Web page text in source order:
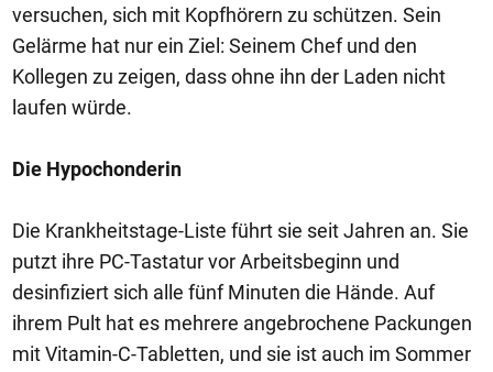
versuchen, sich mit Kopfhörern zu schützen. Sein
Gelärme hat nur ein Ziel: Seinem Chef und den
Kollegen zu zeigen, dass ohne ihn der Laden nicht
laufen würde.
Die Hypochonderin
Die Krankheitstage-Liste führt sie seit Jahren an. Sie
putzt ihre PC-Tastatur vor Arbeitsbeginn und
desinfiziert sich alle fünf Minuten die Hände. Auf
ihrem Pult hat es mehrere angebrochene Packungen
mit Vitamin-C-Tabletten, und sie ist auch im Sommer